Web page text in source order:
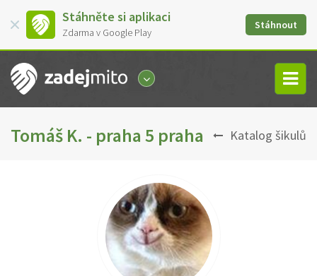
Stáhněte si aplikaci
Zdarma v Google Play
Stáhnout
Tomáš K. - praha 5 praha Katalog šikulů